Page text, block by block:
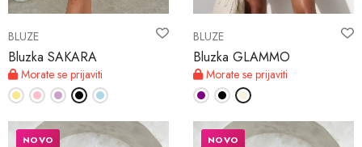
BLUZE
Bluzka SAKARA
Morate se prijaviti
BLUZE
Bluzka GLAMMO
Morate se prijaviti
NOVO NOVO